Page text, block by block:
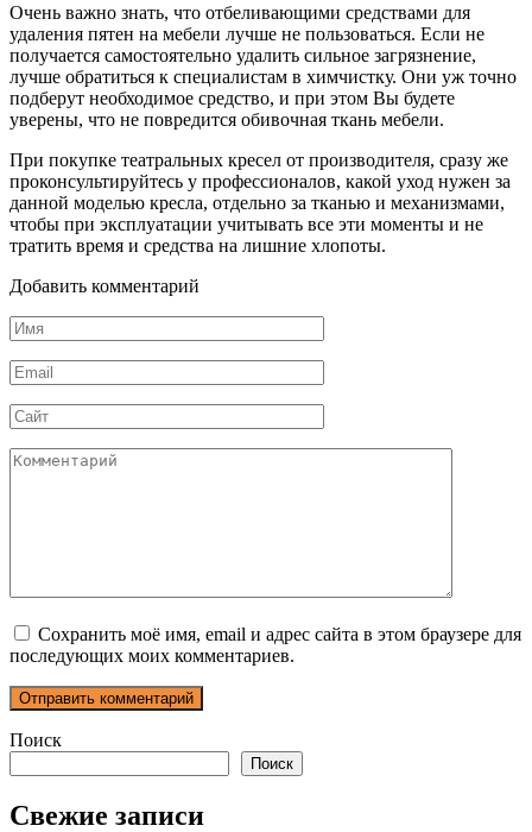
Очень важно знать, что отбеливающими средствами для
удаления пятен на мебели лучше не пользоваться. Если не
получается самостоятельно удалить сильное загрязнение,
лучше обратиться к специалистам в химчистку. Они уж точно
подберут необходимое средство, и при этом Вы будете
уверены, что не повредится обивочная ткань мебели.
При покупке театральных кресел от производителя, сразу же
проконсультируйтесь у профессионалов, какой уход нужен за
данной моделью кресла, отдельно за тканью и механизмами,
чтобы при эксплуатации учитывать все эти моменты и не
тратить время и средства на лишние хлопоты.
Добавить комментарий
Имя
*
Email
*
Сайт
Комментарий
Сохранить моё имя, email и адрес сайта в этом браузере для
последующих моих комментариев.
Поиск
Поиск
Свежие записи